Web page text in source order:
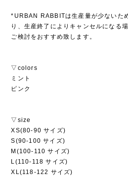
*URBAN RABBITは生産量が少ないた
り、生産終了によりキャンセルになる
ご検討をおすすめ致します。
▽colors
ミント
ピンク
▽size
XS(80-90 サイズ)
S(90-100 サイズ)
M(100-110 サイズ)
L(110-118 サイズ)
XL(118-122 サイズ)